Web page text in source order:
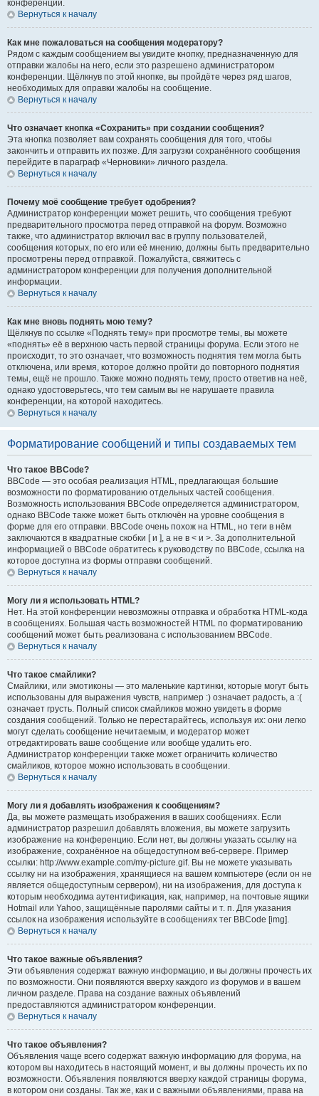
конференции.
Вернуться к началу
Как мне пожаловаться на сообщения модератору?
Рядом с каждым сообщением вы увидите кнопку, предназначенную для
отправки жалобы на него, если это разрешено администратором
конференции. Щёлкнув по этой кнопке, вы пройдёте через ряд шагов,
необходимых для оправки жалобы на сообщение.
Вернуться к началу
Что означает кнопка «Сохранить» при создании сообщения?
Эта кнопка позволяет вам сохранять сообщения для того, чтобы
закончить и отправить их позже. Для загрузки сохранённого сообщения
перейдите в параграф «Черновики» личного раздела.
Вернуться к началу
Почему моё сообщение требует одобрения?
Администратор конференции может решить, что сообщения требуют
предварительного просмотра перед отправкой на форум. Возможно
также, что администратор включил вас в группу пользователей,
сообщения которых, по его или её мнению, должны быть предварительно
просмотрены перед отправкой. Пожалуйста, свяжитесь с
администратором конференции для получения дополнительной
информации.
Вернуться к началу
Как мне вновь поднять мою тему?
Щёлкнув по ссылке «Поднять тему» при просмотре темы, вы можете
«поднять» её в верхнюю часть первой страницы форума. Если этого не
происходит, то это означает, что возможность поднятия тем могла быть
отключена, или время, которое должно пройти до повторного поднятия
темы, ещё не прошло. Также можно поднять тему, просто ответив на неё,
однако удостоверьтесь, что тем самым вы не нарушаете правила
конференции, на которой находитесь.
Вернуться к началу
Форматирование сообщений и типы создаваемых тем
Что такое BBCode?
BBCode — это особая реализация HTML, предлагающая большие
возможности по форматированию отдельных частей сообщения.
Возможность использования BBCode определяется администратором,
однако BBCode также может быть отключён на уровне сообщения в
форме для его отправки. BBCode очень похож на HTML, но теги в нём
заключаются в квадратные скобки [ и ], а не в < и >. За дополнительной
информацией о BBCode обратитесь к руководству по BBCode, ссылка на
которое доступна из формы отправки сообщений.
Вернуться к началу
Могу ли я использовать HTML?
Нет. На этой конференции невозможны отправка и обработка HTML-кода
в сообщениях. Большая часть возможностей HTML по форматированию
сообщений может быть реализована с использованием BBCode.
Вернуться к началу
Что такое смайлики?
Смайлики, или эмотиконы — это маленькие картинки, которые могут быть
использованы для выражения чувств, например :) означает радость, а :(
означает грусть. Полный список смайликов можно увидеть в форме
создания сообщений. Только не перестарайтесь, используя их: они легко
могут сделать сообщение нечитаемым, и модератор может
отредактировать ваше сообщение или вообще удалить его.
Администратор конференции также может ограничить количество
смайликов, которое можно использовать в сообщении.
Вернуться к началу
Могу ли я добавлять изображения к сообщениям?
Да, вы можете размещать изображения в ваших сообщениях. Если
администратор разрешил добавлять вложения, вы можете загрузить
изображение на конференцию. Если нет, вы должны указать ссылку на
изображение, сохранённое на общедоступном веб-сервере. Пример
ссылки: http://www.example.com/my-picture.gif. Вы не можете указывать
ссылку ни на изображения, хранящиеся на вашем компьютере (если он не
является общедоступным сервером), ни на изображения, для доступа к
которым необходима аутентификация, как, например, на почтовые ящики
Hotmail или Yahoo, защищённые паролями сайты и т. п. Для указания
ссылок на изображения используйте в сообщениях тег BBCode [img].
Вернуться к началу
Что такое важные объявления?
Эти объявления содержат важную информацию, и вы должны прочесть их
по возможности. Они появляются вверху каждого из форумов и в вашем
личном разделе. Права на создание важных объявлений
предоставляются администратором конференции.
Вернуться к началу
Что такое объявления?
Объявления чаще всего содержат важную информацию для форума, на
котором вы находитесь в настоящий момент, и вы должны прочесть их по
возможности. Объявления появляются вверху каждой страницы форума,
в котором они созданы. Так же, как и с важными объявлениями, права на